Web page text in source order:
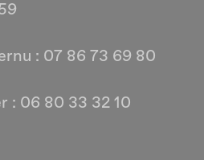
: 07 86 73 69 80
: 06 80 33 32 10